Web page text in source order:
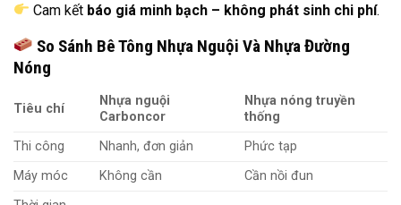
Cam kết báo giá minh bạch – không phát sinh chi phí.
So Sánh Bê Tông Nhựa Nguội Và Nhựa Đường
Nóng
Tiêu chí
Nhựa nguội
Carboncor
Nhựa nóng truyền
thống
Thi công
Nhanh, đơn giản
Phức tạp
Máy móc
Không cần
Cần nồi đun